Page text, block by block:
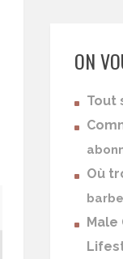
ON
Tout
Où
barbe